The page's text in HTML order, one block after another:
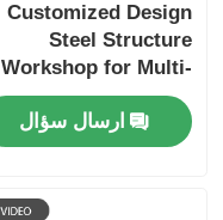
Customized Design
Steel Structure
Workshop for Multi-
building and
Warehouse with
Large-span Plants
ارسال سؤال